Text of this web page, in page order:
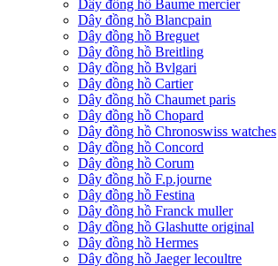
Dây đồng hồ Baume mercier
Dây đồng hồ Blancpain
Dây đồng hồ Breguet
Dây đồng hồ Breitling
Dây đồng hồ Bvlgari
Dây đồng hồ Cartier
Dây đồng hồ Chaumet paris
Dây đồng hồ Chopard
Dây đồng hồ Chronoswiss watches
Dây đồng hồ Concord
Dây đồng hồ Corum
Dây đồng hồ F.p.journe
Dây đồng hồ Festina
Dây đồng hồ Franck muller
Dây đồng hồ Glashutte original
Dây đồng hồ Hermes
Dây đồng hồ Jaeger lecoultre